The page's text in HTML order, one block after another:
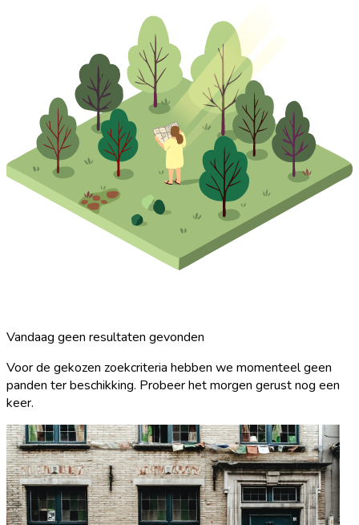
Vandaag geen resultaten gevonden
Voor de gekozen zoekcriteria hebben we momenteel geen
panden ter beschikking. Probeer het morgen gerust nog een
keer.